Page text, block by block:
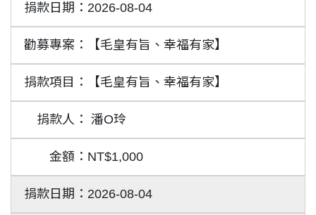
2026-08-04
【毛皇有旨、幸福有家】
【毛皇有旨、幸福有家】
潘O玲
NT$1,000
2026-08-04